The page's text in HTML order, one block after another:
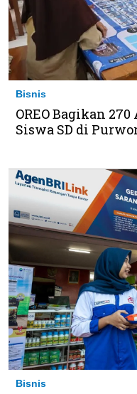
Bisnis
OREO Bagikan
Siswa SD di
Bisnis